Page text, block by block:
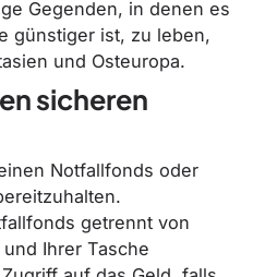
Gegenden, in denen es
günstiger ist, zu leben,
und Osteuropa.
sicheren
Notfallfonds oder
getrennt von
Ihrer Tasche